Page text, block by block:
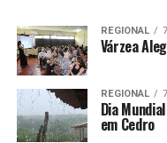
REGIONAL
Várzea
REGIONAL
Dia
em Cedro